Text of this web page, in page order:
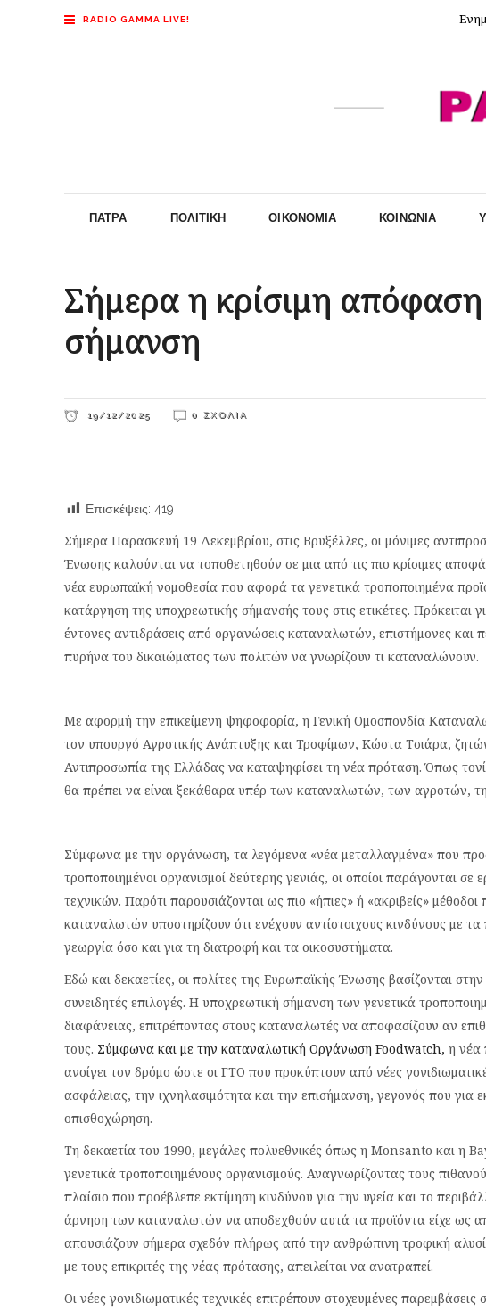
RADIO GAMMA LIVE!
ΠΆΤΡΑ ΠΟΛΙΤΙΚΉ ΟΙΚΟΝΟΜΊΑ ΚΟΙΝΩΝΊΑ
Σήμερα η κρίσιμη
σήμανση
19/12/2025 0 ΣΧΌΛΙΑ
Επισκέψεις: 419
Σήμερα Παρασκευή 19 Δεκεμβρίου, στις Βρυξέλλες, οι μόνιμες
Ένωσης καλούνται να τοποθετηθούν σε μια από τις πιο κρίσιμες
νέα ευρωπαϊκή νομοθεσία που αφορά τα γενετικά τροποποιημένα
κατάργηση της υποχρεωτικής σήμανσής τους στις ετικέτες. Πρόκειται
έντονες αντιδράσεις από οργανώσεις καταναλωτών, επιστήμονες και
πυρήνα του δικαιώματος των πολιτών να γνωρίζουν τι καταναλώνουν.
Με αφορμή την επικείμενη ψηφοφορία, η Γενική Ομοσπονδία
τον υπουργό Αγροτικής Ανάπτυξης και Τροφίμων, Κώστα Τσιάρα,
Αντιπροσωπία της Ελλάδας να καταψηφίσει τη νέα πρόταση. Όπως
θα πρέπει να είναι ξεκάθαρα υπέρ των καταναλωτών, των αγροτών,
Σύμφωνα με την οργάνωση, τα λεγόμενα «νέα μεταλλαγμένα» που
τροποποιημένοι οργανισμοί δεύτερης γενιάς, οι οποίοι παράγονται
τεχνικών. Παρότι παρουσιάζονται ως πιο «ήπιες» ή «ακριβείς»
καταναλωτών υποστηρίζουν ότι ενέχουν αντίστοιχους κινδύνους με
γεωργία όσο και για τη διατροφή και τα οικοσυστήματα.
Εδώ και δεκαετίες, οι πολίτες της Ευρωπαϊκής Ένωσης βασίζονται
συνειδητές επιλογές. Η υποχρεωτική σήμανση των γενετικά
διαφάνειας, επιτρέποντας στους καταναλωτές να αποφασίζουν αν
τους. Σύμφωνα και με την καταναλωτική Οργάνωση Foodwatch, η νέα
ανοίγει τον δρόμο ώστε οι ΓΤΟ που προκύπτουν από νέες
ασφάλειας, την ιχνηλασιμότητα και την επισήμανση, γεγονός που για
οπισθοχώρηση.
Τη δεκαετία του 1990, μεγάλες πολυεθνικές όπως η Monsanto και η
γενετικά τροποποιημένους οργανισμούς. Αναγνωρίζοντας τους
πλαίσιο που προέβλεπε εκτίμηση κινδύνου για την υγεία και το
άρνηση των καταναλωτών να αποδεχθούν αυτά τα προϊόντα είχε ως
απουσιάζουν σήμερα σχεδόν πλήρως από την ανθρώπινη τροφική
με τους επικριτές της νέας πρότασης, απειλείται να ανατραπεί.
Οι νέες γονιδιωματικές τεχνικές επιτρέπουν στοχευμένες